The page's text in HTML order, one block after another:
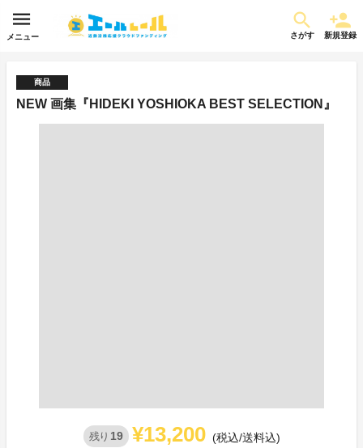
メニュー さがす 新規登録
商品
NEW 画集『HIDEKI YOSHIOKA BEST SELECTION』
残り 19 ¥13,200 (税込/送料込)